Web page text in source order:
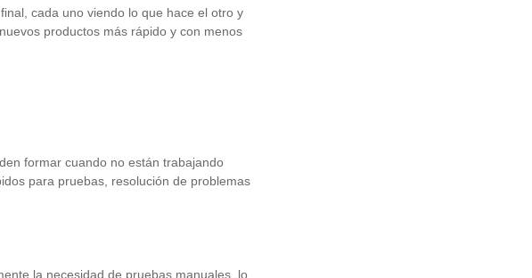
cada uno viendo lo que hace el otro y
productos más rápido y con menos
formar cuando no están trabajando
para pruebas, resolución de problemas
la necesidad de pruebas manuales, lo